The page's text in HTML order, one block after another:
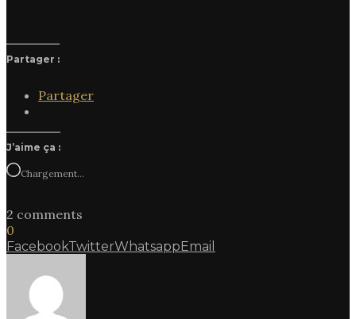
Partager :
Partager
J’aime ça :
Chargement…
2 comments
0
FacebookTwitterWhatsappEmail